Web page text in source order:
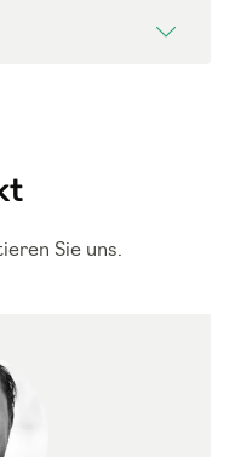
Sie uns.